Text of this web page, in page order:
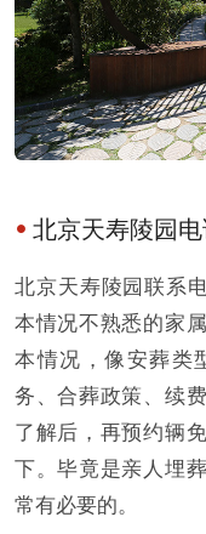
北京天寿陵园电
北京天寿陵园联系
本情况不熟悉的家
本情况，像安葬类
务、合葬政策、续
了解后，再预约辆
下。毕竟是亲人埋
常有必要的。